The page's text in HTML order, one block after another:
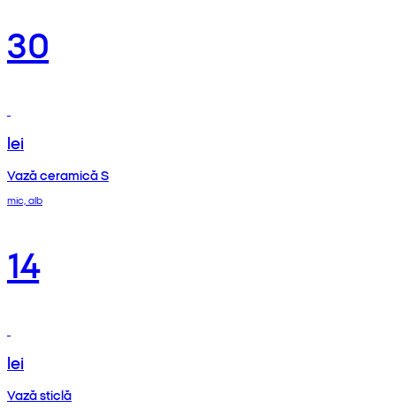
30
lei
Vază ceramică S
mic, alb
14
lei
Vază sticlă